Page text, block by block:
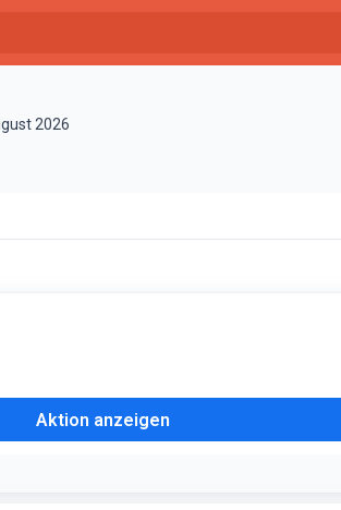
2026
Aktion anzeigen